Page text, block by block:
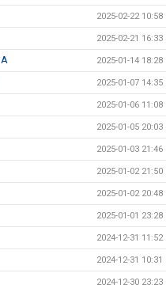
2025-02-22 10:58
2025-02-21 16:33
2025-01-14 18:28
2025-01-07 14:35
2025-01-06 11:08
2025-01-05 20:03
2025-01-03 21:46
2025-01-02 21:50
2025-01-02 20:48
2025-01-01 23:28
2024-12-31 11:52
2024-12-31 10:31
2024-12-30 23:23